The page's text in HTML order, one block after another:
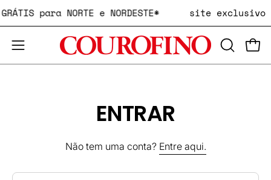
Pular
conteúdo
para NORTE e NORDESTE* site exclusivo
Abra
o
ABRA
A
ENTRAR
Não tem uma conta? Entre aqui.